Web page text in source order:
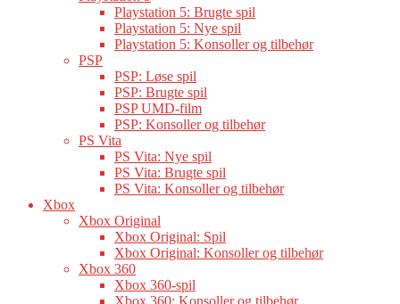
Playstation 5: Brugte spil
Playstation 5: Nye spil
Playstation 5: Konsoller og tilbehør
PSP
PSP: Løse spil
PSP: Brugte spil
PSP UMD-film
PSP: Konsoller og tilbehør
PS Vita
PS Vita: Nye spil
PS Vita: Brugte spil
PS Vita: Konsoller og tilbehør
Xbox
Xbox Original
Xbox Original: Spil
Xbox Original: Konsoller og tilbehør
Xbox 360
Xbox 360-spil